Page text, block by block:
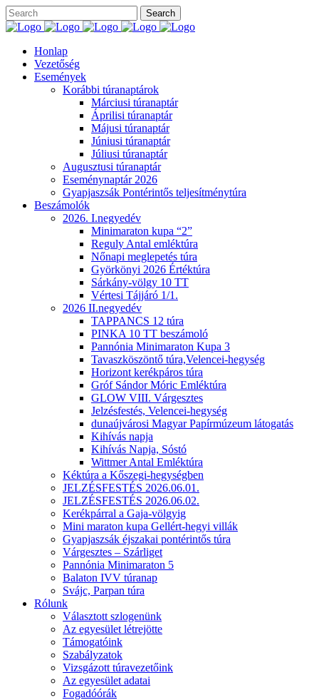
Honlap
Vezetőség
Események
Korábbi túranaptárok
Márciusi túranaptár
Áprilisi túranaptár
Májusi túranaptár
Júniusi túranaptár
Júliusi túranaptár
Augusztusi túranaptár
Eseménynaptár 2026
Gyapjaszsák Pontérintős teljesítménytúra
Beszámolók
2026. I.negyedév
Minimaraton kupa “2”
Reguly Antal emléktúra
Nőnapi meglepetés túra
Györkönyi 2026 Értéktúra
Sárkány-völgy 10 TT
Vértesi Tájjáró 1/1.
2026 II.negyedév
TAPPANCS 12 túra
PINKA 10 TT beszámoló
Pannónia Minimaraton Kupa 3
Tavaszköszöntő túra,Velencei-hegység
Horizont kerékpáros túra
Gróf Sándor Móric Emléktúra
GLOW VIII. Várgesztes
Jelzésfestés, Velencei-hegység
dunaújvárosi Magyar Papírmúzeum látogatás
Kihívás napja
Kihívás Napja, Sóstó
Wittmer Antal Emléktúra
Kéktúra a Kőszegi-hegységben
JELZÉSFESTÉS 2026.06.01.
JELZÉSFESTÉS 2026.06.02.
Kerékpárral a Gaja-völgyig
Mini maraton kupa Gellért-hegyi villák
Gyapjaszsák éjszakai pontérintős túra
Várgesztes – Szárliget
Pannónia Minimaraton 5
Balaton IVV túranap
Svájc, Parpan túra
Rólunk
Választott szlogenünk
Az egyesület létrejötte
Támogatóink
Szabályzatok
Vizsgázott túravezetőink
Az egyesület adatai
Fogadóórák